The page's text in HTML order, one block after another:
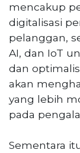
mencakup
digitalisasi
pelanggan,
AI, dan IoT
dan
akan
yang lebih
pada
Sementara